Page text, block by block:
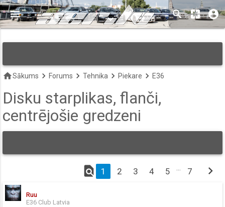
keyboard_arrow_down
menu search pages account_circle
homeSākums keyboard_arrow_right Forums keyboard_arrow_right Tehnika keyboard_arrow_right Piekare keyboard_arrow_right E36
Disku starplikas, flanči,
centrējošie gredzeni
find_in_page 1 2 3 4 5 7 chevron_right
Ruu
E36 Club Latvia